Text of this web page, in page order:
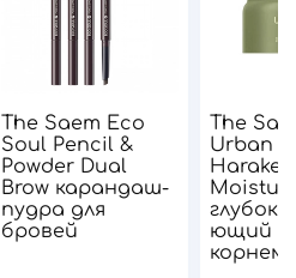
The Saem Eco
Soul Pencil &
Powder Dual
Brow карандаш-
пудра для
бровей
The
Urban
ющий
корнем